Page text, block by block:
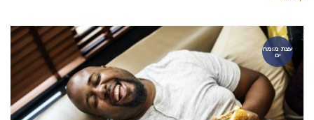
עצת מומח
ים